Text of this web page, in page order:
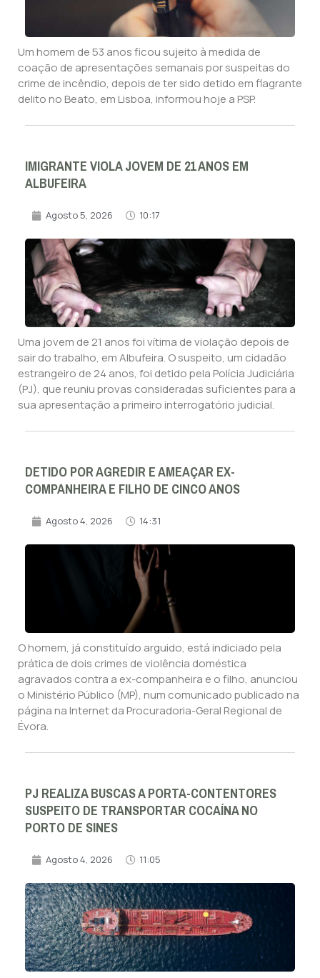
Um homem de 53 anos ficou sujeito à medida de
coação de apresentações semanais por suspeitas do
crime de incêndio, depois de ter sido detido em flagrante
delito no Beato, em Lisboa, informou hoje a PSP.
IMIGRANTE VIOLA JOVEM DE 21 ANOS EM
ALBUFEIRA
Agosto 5, 2026 10:17
Uma jovem de 21 anos foi vítima de violação depois de
sair do trabalho, em Albufeira. O suspeito, um cidadão
estrangeiro de 24 anos, foi detido pela Polícia Judiciária
(PJ), que reuniu provas consideradas suficientes para a
sua apresentação a primeiro interrogatório judicial.
DETIDO POR AGREDIR E AMEAÇAR EX-
COMPANHEIRA E FILHO DE CINCO ANOS
Agosto 4, 2026 14:31
O homem, já constituído arguido, está indiciado pela
prática de dois crimes de violência doméstica
agravados contra a ex-companheira e o filho, anunciou
o Ministério Público (MP), num comunicado publicado na
página na Internet da Procuradoria-Geral Regional de
Évora.
PJ REALIZA BUSCAS A PORTA-CONTENTORES
SUSPEITO DE TRANSPORTAR COCAÍNA NO
PORTO DE SINES
Agosto 4, 2026 11:05